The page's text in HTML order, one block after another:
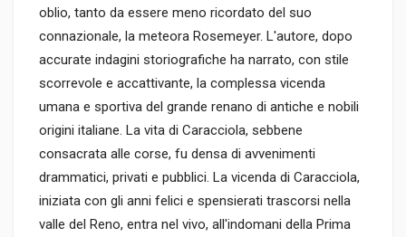
oblio, tanto da essere meno ricordato del suo
connazionale, la meteora Rosemeyer. L'autore, dopo
accurate indagini storiografiche ha narrato, con stile
scorrevole e accattivante, la complessa vicenda
umana e sportiva del grande renano di antiche e nobili
origini italiane. La vita di Caracciola, sebbene
consacrata alle corse, fu densa di avvenimenti
drammatici, privati e pubblici. La vicenda di Caracciola,
iniziata con gli anni felici e spensierati trascorsi nella
valle del Reno, entra nel vivo, all'indomani della Prima